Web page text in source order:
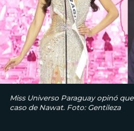
Miss Universo Paraguay opinó
caso de Nawat. Foto: Gentileza